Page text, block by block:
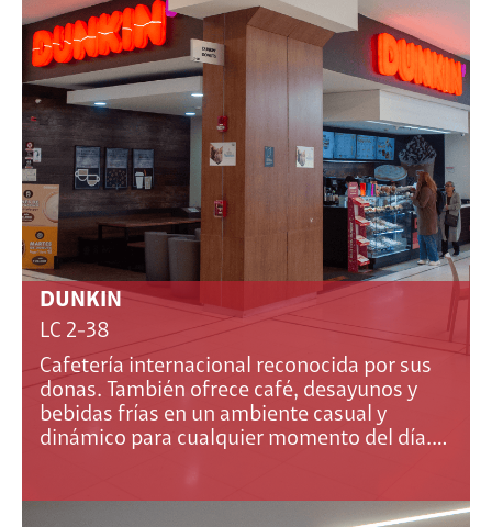
DUNKIN
LC 2-38
Cafetería internacional reconocida por sus
donas. También ofrece café, desayunos y
bebidas frías en un ambiente casual y
dinámico para cualquier momento del día.…